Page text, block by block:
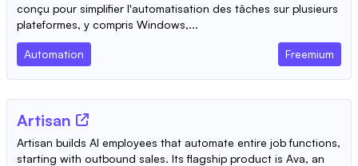
conçu pour simplifier l'automatisation des tâches sur plusieurs
plateformes, y compris Windows,...
Automation Freemium
Artisan
Artisan builds AI employees that automate entire job functions,
starting with outbound sales. Its flagship product is Ava, an